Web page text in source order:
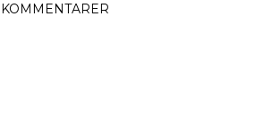
KOMMENTARER